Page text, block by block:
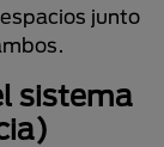
junto
sistema